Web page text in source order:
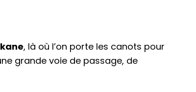
, là où l’on porte les canots pour
grande voie de passage, de